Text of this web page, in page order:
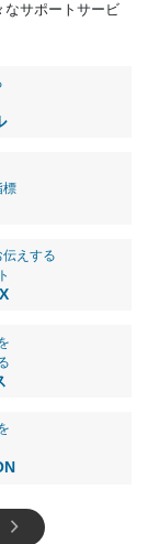
なサポートサービ
標
えする